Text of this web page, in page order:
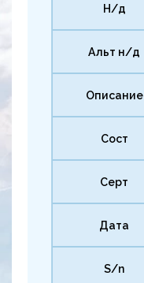
Н/д
Альт н/д
Описание
Сост
Серт
Дата
S/n